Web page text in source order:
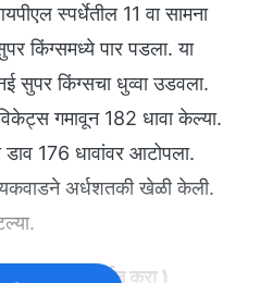
स्पर्धेतील 11 वा सामना
किंग्समध्ये पार पडला. या
सुपर किंग्सचा धुव्वा उडवला.
गमावून 182 धावा केल्या.
डाव 176 धावांवर आटोपला.
अर्धशतकी खेळी केली.
चॅनल जॉईन करा)